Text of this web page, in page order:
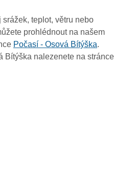
teplot, větru nebo
prohlédnout na našem
Počasí - Osová Bítýška.
Bítýška nalezenete na stránce